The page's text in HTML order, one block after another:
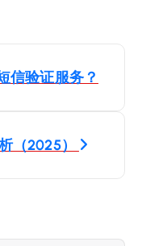
信验证服务？
（2025）